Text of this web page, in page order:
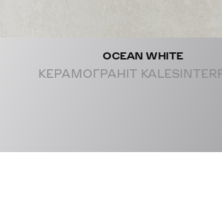
OCEAN WHITE
КЕРАМОГРАНІТ